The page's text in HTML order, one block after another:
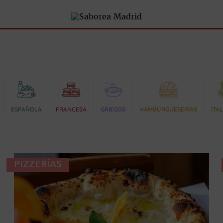
ESPAÑOLA FRANCESA GRIEGOS HAMBURGUESERÍAS
PIZZERÍAS